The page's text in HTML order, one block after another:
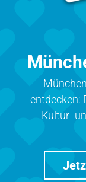
entdecken:
Kultur-